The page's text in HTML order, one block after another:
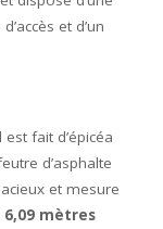
et d’un
fait d’épicéa
d’asphalte
et mesure
mètres